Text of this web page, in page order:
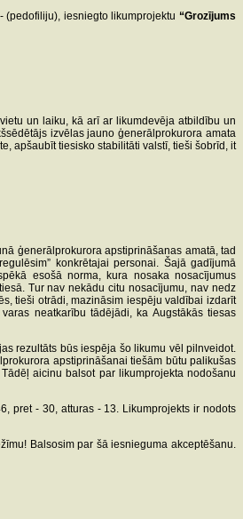
(pedofiliju), iesniegto likumprojektu “Grozījums
un laiku, kā arī ar likumdevēja atbildību un
izvēlas jauno ģenerālprokurora amata
apšaubīt tiesisko stabilitāti valstī, tieši šobrīd, it
ģenerālprokurora apstiprināšanas amatā, tad
konkrētajai personai. Šajā gadījumā
esošā norma, kura nosaka nosacījumus
Tur nav nekādu citu nosacījumu, nav nedz
tieši otrādi, mazināsim iespēju valdībai izdarīt
neatkarību tādējādi, ka Augstākās tiesas
rezultāts būs iespēja šo likumu vēl pilnveidot.
apstiprināšanai tiešām būtu palikušas
aicinu balsot par likumprojekta nodošanu
pret - 30, atturas - 13. Likumprojekts ir nodots
Balsosim par šā iesnieguma akceptēšanu.